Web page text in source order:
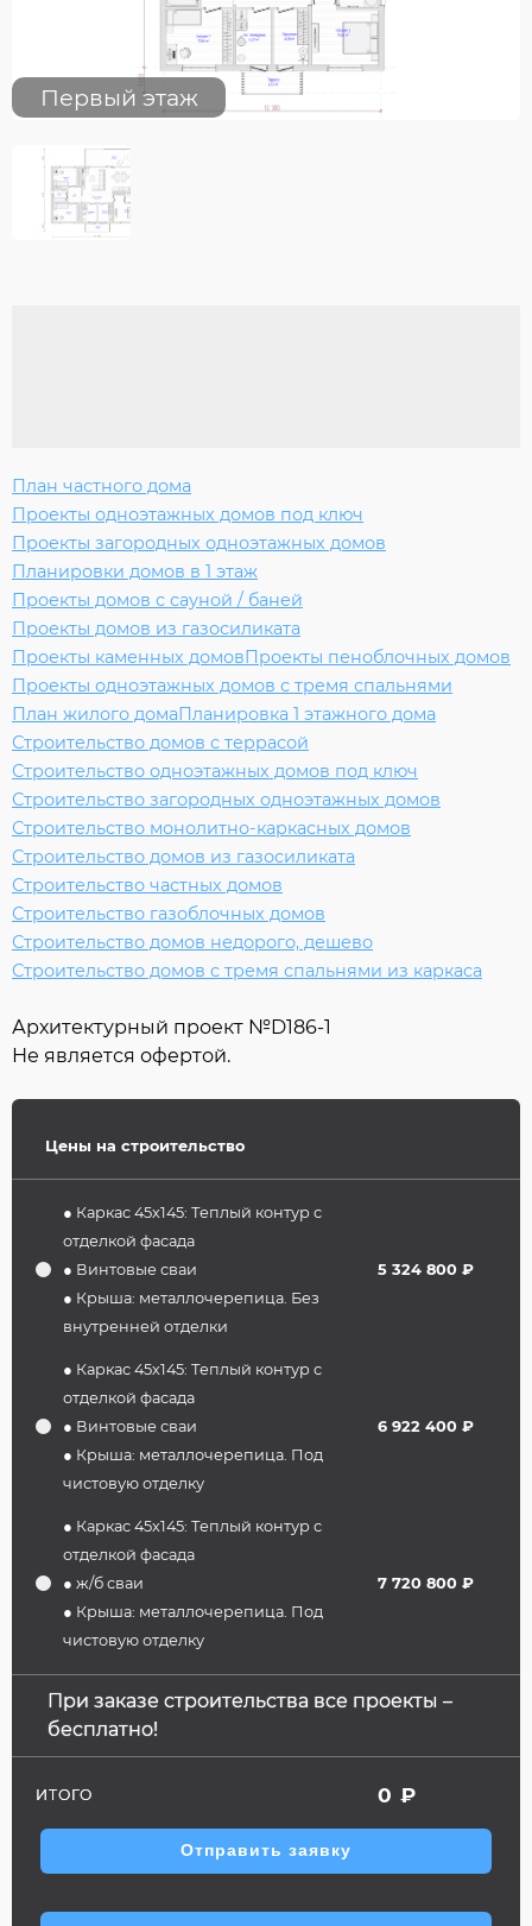
Первый этаж
План частного дома
Проекты одноэтажных домов под ключ
Проекты загородных одноэтажных домов
Планировки домов в 1 этаж
Проекты домов с сауной / баней
Проекты домов из газосиликата
Проекты каменных домовПроекты пеноблочных домов
Проекты одноэтажных домов с тремя спальнями
План жилого домаПланировка 1 этажного дома
Строительство домов с террасой
Строительство одноэтажных домов под ключ
Строительство загородных одноэтажных домов
Строительство монолитно-каркасных домов
Строительство домов из газосиликата
Строительство частных домов
Строительство газоблочных домов
Строительство домов недорого, дешево
Строительство домов с тремя спальнями из каркаса
Архитектурный проект №D186-1
Не является офертой.
Цены на строительство
● Каркас 45х145: Теплый контур с
отделкой фасада
● Винтовые сваи
● Крыша: металлочерепица. Без
внутренней отделки
5 324 800 ₽
● Каркас 45х145: Теплый контур с
отделкой фасада
● Винтовые сваи
● Крыша: металлочерепица. Под
чистовую отделку
6 922 400 ₽
● Каркас 45х145: Теплый контур с
отделкой фасада
● ж/б сваи
● Крыша: металлочерепица. Под
чистовую отделку
7 720 800 ₽
При заказе строительства все проекты –
бесплатно!
ИТОГО 0 ₽
Отправить заявку